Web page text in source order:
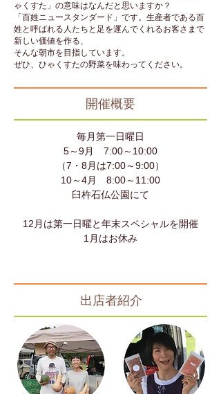
ゃくすた」の意味はなんだと思いますか？
「百姓ニュースタンダード」です。生産者である百
姓と呼ばれる人たちと足を運んでくれるお客さまで
新しい価値を作る、
そんな朝市を目指しています。
ぜひ、ひゃくすたの野菜を味わってください。
​開催概要
毎月第一日曜日
5～9月 7:00～10:00
（7・8月は7:00～9:00）
10～4月 8:00～11:00
臼杵石仏公園にて
12月は第一日曜と年末スペシャルを開催
​1月はお休み
​出店者紹介